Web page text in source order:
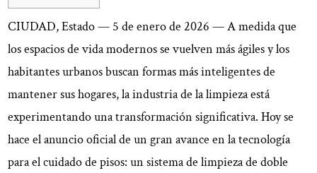
1
Un
enfoque
dual
cuidado
de
pisos
CIUDAD, Estado — 5 de enero de 2026— A medida que
los espacios de vida modernos se vuelven más ágiles y los
habitantes urbanos buscan formas más inteligentes de
mantener sus hogares, la industria de la limpieza está
experimentando una transformación significativa. Hoy se
hace el anuncio oficial de un gran avance en la tecnología
para el cuidado de pisos: un sistema de limpieza de doble